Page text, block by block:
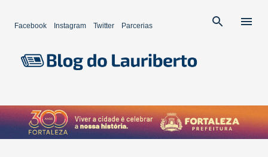
Facebook Instagram Twitter Parcerias